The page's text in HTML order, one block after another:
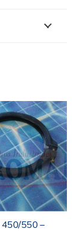
450/550 –